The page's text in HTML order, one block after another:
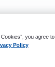
inom
of the
Cookies”, you agree
Policy